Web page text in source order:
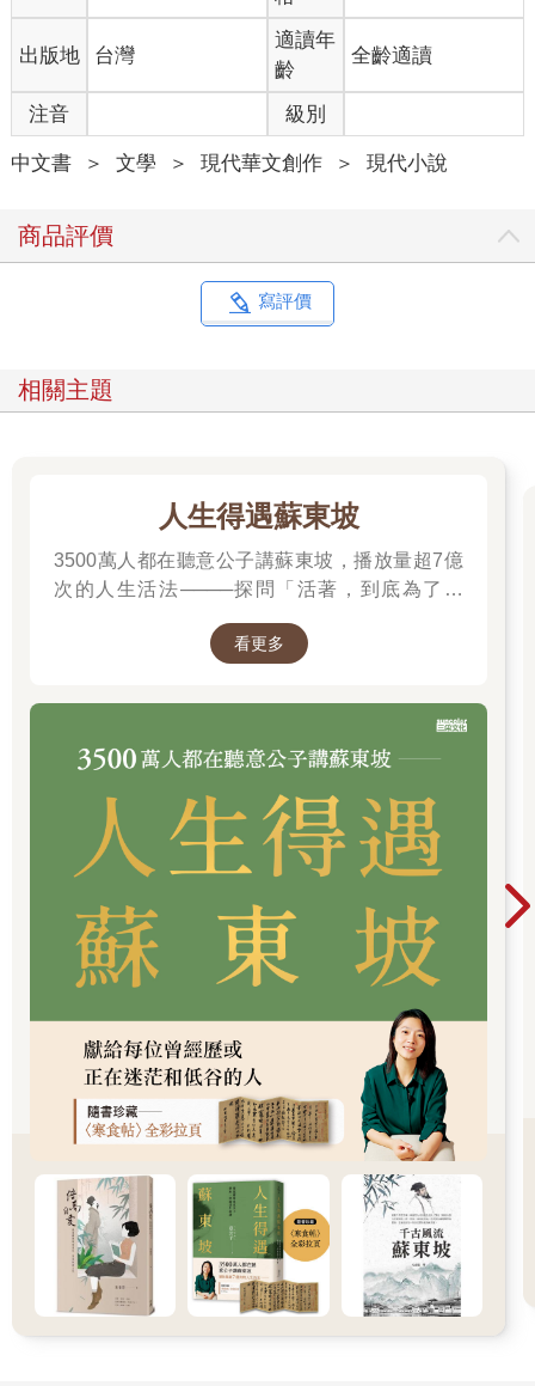
男孩。還想看第二眼，他已經消失無蹤，只記得他穿著一件淡藍
第二次見到他，是因為雙胞胎弟弟讓她一起搬礦泉水。搬完之
後，她本欲離開，卻輕易認出了在籃球賽上三步上籃的他，動作
瀟灑輕巧，不過一個簡簡單單的動作，帥氣得幾乎讓人窒息。她
只是遠遠地看著，雙手彷彿被麻痺了一般抬不起來，握不成拳。
對於那些女生的尖叫聲，她是充耳不聞，整個世界中只有他。那
若是第一次愛上的是他的顏，那麼第二次愛上的便是他的形。
愛情就跟別人地裡的蘿蔔似的，不可自拔。一見何適誤終生，就
謝雅琪站在原地不動，因為靠得近，還能聞得到他身上淡淡的沐
浴乳的香味，心情不自禁地怦怦跳了起來。
耐煩地轉身瞪她，要不是看在她是女生的份上，他鐵定上前用手
抓著她的脖子了。
那個問題，也是為了炫耀一下自己的新髮型。她見他連正眼不打
算瞧她，臉上又浮現出些不甘和委屈，繼續嘀咕著，「這個城市
又不是你的，憑什麼讓我說走就走。」
「你說什麼？」何適沒有聽清楚她在說什麼，皺著眉頭問了一
高考之後，她打電話問他會去哪個學校，他淡淡道，可能是W大
地報了離家很近的W大學，開學的第一天，她在學校到處尋找著
他的影子，事後卻從其他同學的口中得知他去了H市，那一刻她
恨不得將全身的力氣都發洩到他的身上。這次趁著十一長假，特
地乘了五個小時的車過來找他質問，但更多的原因是想他了。
他聽到她的質問，滿不在乎地笑了笑，「這麼幼稚的問題，我為
什麼要回答你？」
她的心一時冷如冰窖。他從來就是這樣對待女生，特別是犯花癡
的女生，而她就是這麼多人中的一個。恰巧天空不作美，突然烏
雲密佈，傾盆大雨從天而降。他是有紳士風度的男孩，唯一的一
把傘全部遮在她的身上，自己被淋了個濕透。
因為她人不生地不熟，又因為他需要換洗一身衣物，所以她才有
機會來到他的公寓。到了之後，他馬上給他的朋友打了個電話，
自作主張地替她買了兩點鐘的票，說是時間一到就送她走。
「喂？雅靖，你晚上七點鐘去客運中心接你姐姐。嗯，好，掛
了。」何適一邊開車一邊打了個電話給謝雅琪的弟弟。
謝雅琪看著窗外的茫茫雨霧，輕輕地咬著唇，想著屬於她自己的
心事。他明明不喜歡她，可是還是很照顧她。她的心裡明明不開
「我送你進去。」何適拿遞了一把傘給她，面無表情地下車到後
車廂中拿下她的行李，領著她去了候車室，他將行李放到她的旁
邊，「還有兩分鐘就驗票了，到W市的，看清楚再上車。到的時
候雅靖會去接你。」
他極少跟她說這麼多的話，雅琪覺得安慰了一些。可此時的她是
真的生氣，笑不出來，一雙黑漆漆的眼睛陰測測地看著他，一如
出版地 台灣
適讀年
齡
全齡適讀
注音 級別
中文書 ＞ 文學 ＞ 現代華文創作 ＞ 現代小說
商品評價
寫評價
相關主題
人生得遇蘇東坡
3500萬人都在聽意公子講蘇東坡，播放量超7億
次的人生活法────探問「活著，到底為了什
看更多